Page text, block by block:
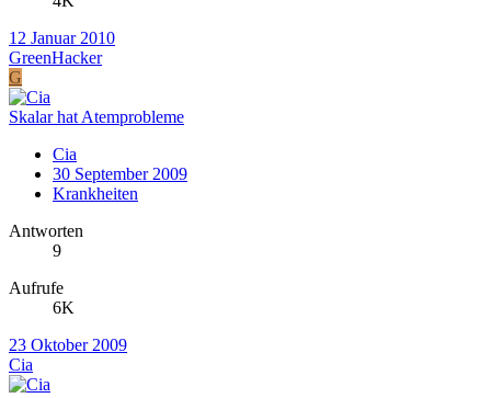
12 Januar 2010
GreenHacker
G
Skalar hat Atemprobleme
Cia
30 September 2009
Krankheiten
Antworten
9
Aufrufe
6K
23 Oktober 2009
Cia